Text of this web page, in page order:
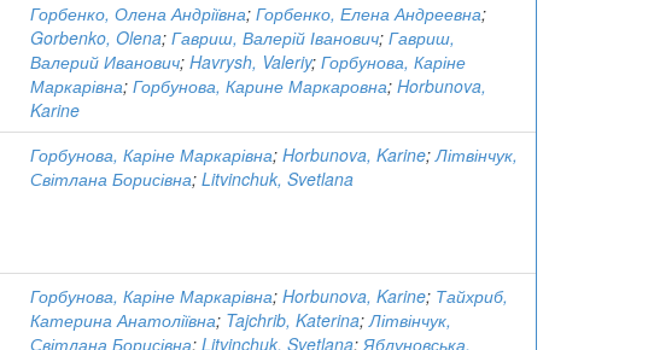
Горбенко, Олена Андріївна; Горбенко, Елена Андреевна;
Gorbenko, Olena; Гавриш, Валерій Іванович; Гавриш,
Валерий Иванович; Havrysh, Valeriy; Горбунова, Каріне
Маркарівна; Горбунова, Карине Маркаровна; Horbunova,
Karine
Горбунова, Каріне Маркарівна; Horbunova, Karine;Літвінчук,
Світлана Борисівна; Litvinchuk, Svetlana
Горбунова, Каріне Маркарівна; Horbunova, Karine; Тайхриб,
Катерина Анатоліївна; Tajchrib, Katerina;Літвінчук,
Світлана Борисівна; Litvinchuk, Svetlana;Яблуновська,